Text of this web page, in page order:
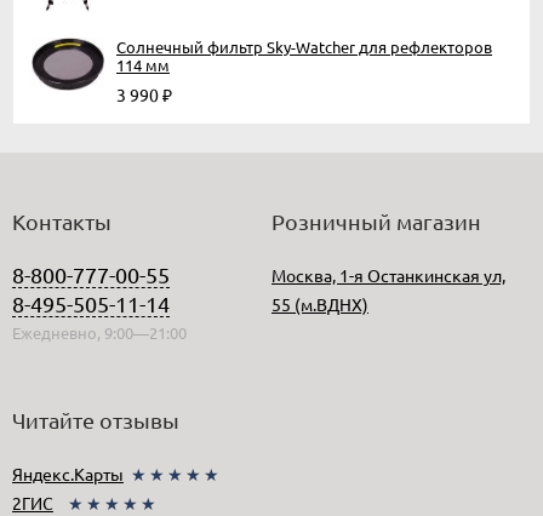
Солнечный фильтр Sky-Watcher для рефлекторов
114 мм
3 990₽
Контакты
8-800-777-00-55
8-495-505-11-14
Ежедневно, 9:00—21:00
Розничный магазин
Москва, 1-я Останкинская ул,
55 (м.ВДНХ)
Читайте отзывы
Яндекс.Карты ★★★★★
2ГИС
★★★★★